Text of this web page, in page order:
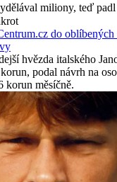
miliony, teď padl
do
hvězda italského
podal návrh na
korun měsíčně.